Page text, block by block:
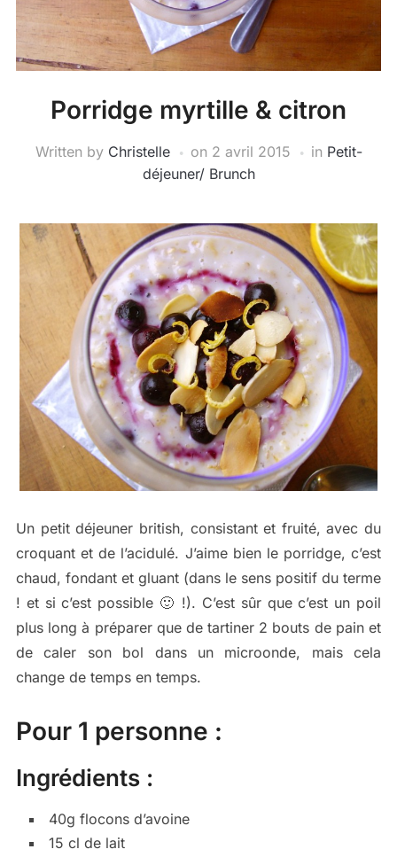
Porridge myrtille & citron
Written by Christelle on 2 avril 2015 in Petit-
déjeuner/ Brunch
Un petit déjeuner british, consistant et fruité, avec du
croquant et de l’acidulé. J’aime bien le porridge, c’est
chaud, fondant et gluant (dans le sens positif du terme
! et si c’est possible 🙂 !). C’est sûr que c’est un poil
plus long à préparer que de tartiner 2 bouts de pain et
de caler son bol dans un microonde, mais cela
change de temps en temps.
Pour 1 personne :
Ingrédients :
40g flocons d’avoine
15 cl de lait